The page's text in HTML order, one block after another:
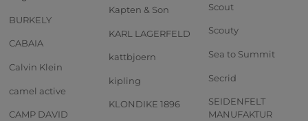
BURKELY
CABAIA
Calvin Klein
camel active
CAMP DAVID
Kapten & Son
KARL LAGERFELD
kattbjoern
kipling
KLONDIKE 1896
Scout
Scouty
Sea to Summit
Secrid
SEIDENFELT
MANUFAKTUR